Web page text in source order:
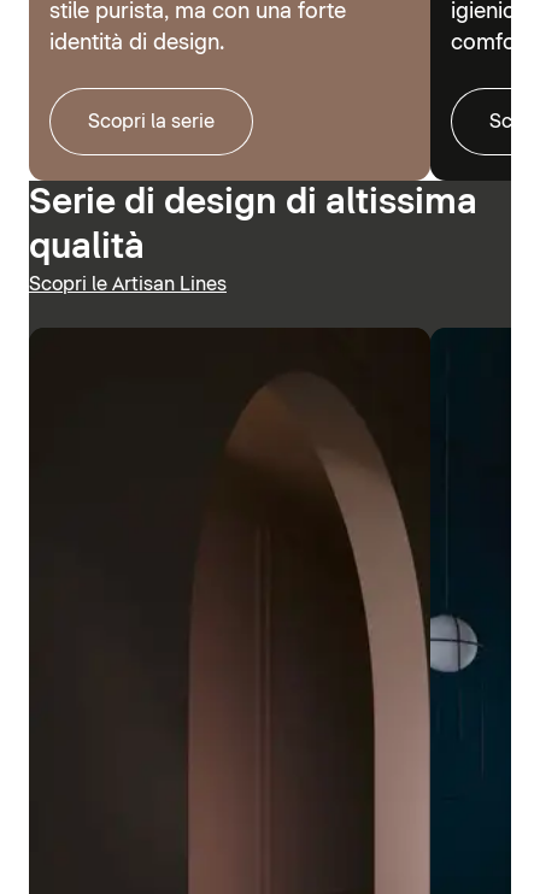
stile purista, ma con una forte
identità di design.
Scopri la serie
igienici
comfort.
Serie di design di altissima
qualità
Scopri le Artisan Lines